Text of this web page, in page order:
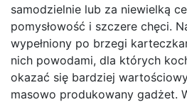
samodzielnie lub za niewielką
pomysłowość i szczere chęci.
wypełniony po brzegi
nich powodami, dla których
okazać się bardziej
masowo produkowany gadżet.